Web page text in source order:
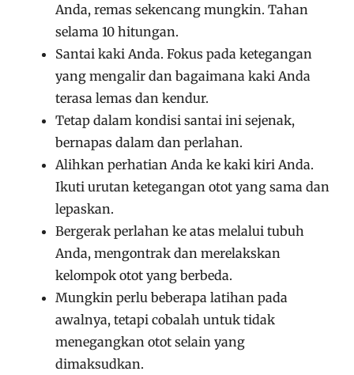
Anda, remas sekencang mungkin. Tahan
selama 10 hitungan.
Santai kaki Anda. Fokus pada ketegangan
yang mengalir dan bagaimana kaki Anda
terasa lemas dan kendur.
Tetap dalam kondisi santai ini sejenak,
bernapas dalam dan perlahan.
Alihkan perhatian Anda ke kaki kiri Anda.
Ikuti urutan ketegangan otot yang sama dan
lepaskan.
Bergerak perlahan ke atas melalui tubuh
Anda, mengontrak dan merelakskan
kelompok otot yang berbeda.
Mungkin perlu beberapa latihan pada
awalnya, tetapi cobalah untuk tidak
menegangkan otot selain yang
dimaksudkan.